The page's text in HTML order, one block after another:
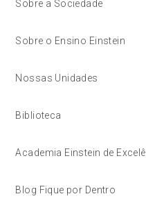
Sobre a Sociedade
Sobre o Ensino Einstein
Nossas Unidades
Biblioteca
Academia Einstein de
Blog Fique por Dentro